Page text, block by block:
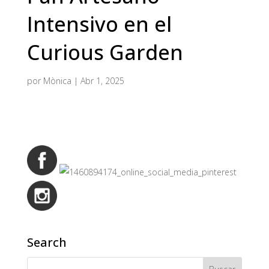
Intensivo en el
Curious Garden
por Mònica | Abr 1, 2025
Search